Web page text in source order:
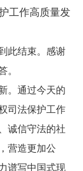
工作高质量发
此结束。感谢
。
。通过今天的
司法保护工作
诚信守法的社
营造更加公
谱写中国式现